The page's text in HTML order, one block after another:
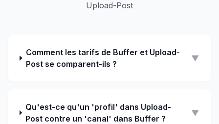
Upload-Post
Comment les tarifs de Buffer et Upload-
Post se comparent-ils ?
▼
Qu'est-ce qu'un 'profil' dans Upload-
Post contre un 'canal' dans Buffer ?
▼